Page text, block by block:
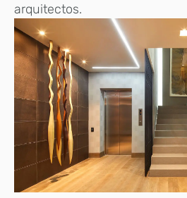
arquitectos.